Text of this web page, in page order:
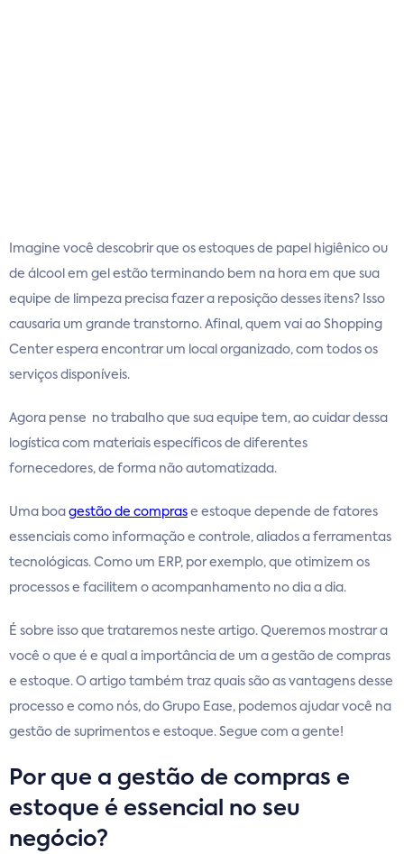
Imagine você descobrir que os estoques de papel higiênico ou
de álcool em gel estão terminando bem na hora em que sua
equipe de limpeza precisa fazer a reposição desses itens? Isso
causaria um grande transtorno. Afinal, quem vai ao Shopping
Center espera encontrar um local organizado, com todos os
serviços disponíveis.
Agora pense no trabalho que sua equipe tem, ao cuidar dessa
logística com materiais específicos de diferentes
fornecedores, de forma não automatizada.
Uma boa gestão de compras e estoque depende de fatores
essenciais como informação e controle, aliados a ferramentas
tecnológicas. Como um ERP, por exemplo, que otimizem os
processos e facilitem o acompanhamento no dia a dia.
É sobre isso que trataremos neste artigo. Queremos mostrar a
você o que é e qual a importância de um a gestão de compras
e estoque. O artigo também traz quais são as vantagens desse
processo e como nós, do Grupo Ease, podemos ajudar você na
gestão de suprimentos e estoque. Segue com a gente!
Por que a gestão de compras e
estoque é essencial no seu
negócio?